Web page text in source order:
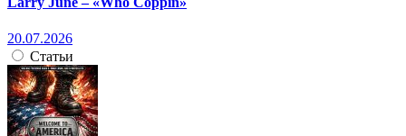
20.07.2026
Статьи